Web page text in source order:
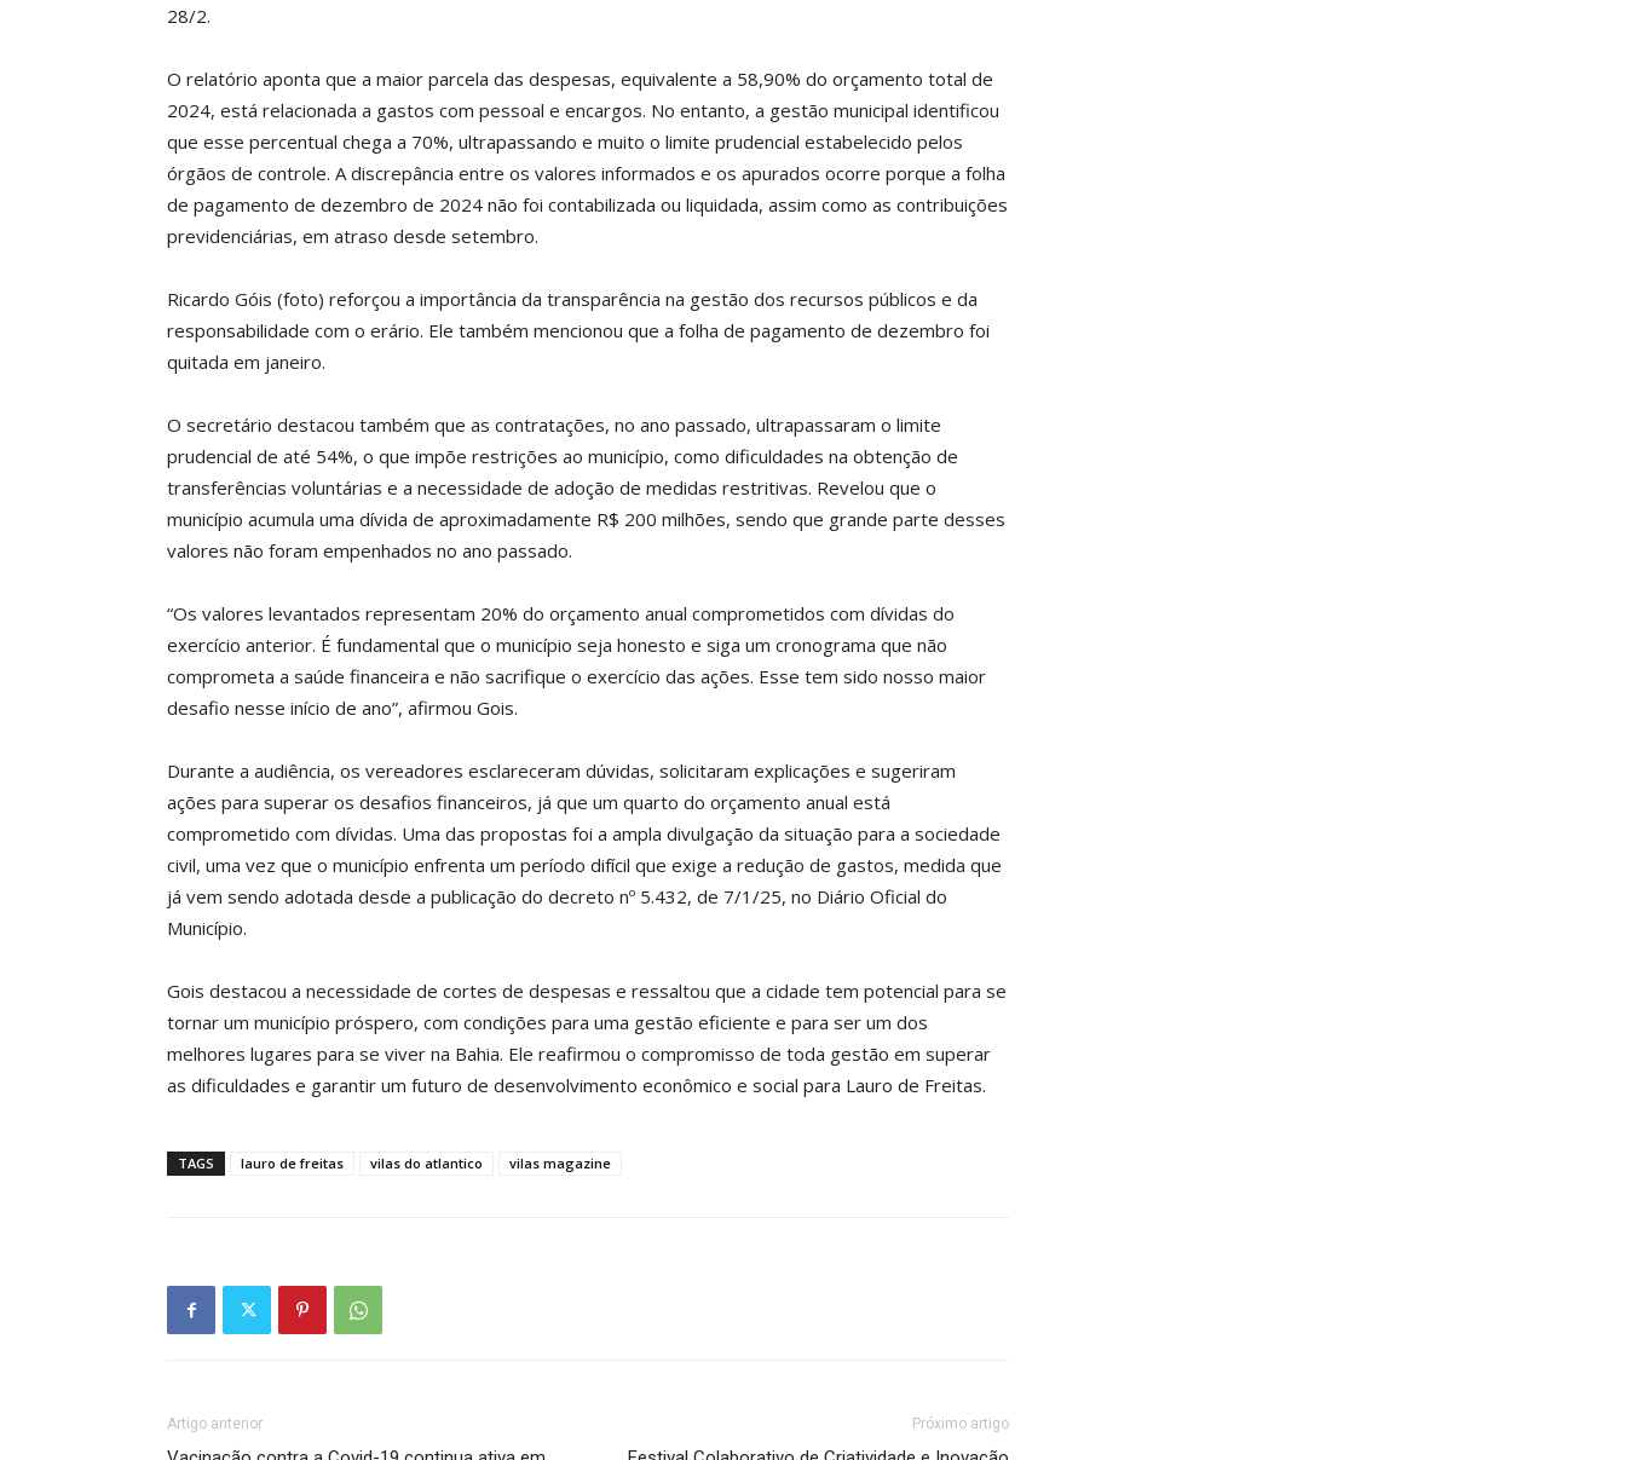
28/2.
O relatório aponta que a maior parcela das despesas, equivalente a 58,90% do orçamento total de
2024, está relacionada a gastos com pessoal e encargos. No entanto, a gestão municipal identificou
que esse percentual chega a 70%, ultrapassando e muito o limite prudencial estabelecido pelos
órgãos de controle. A discrepância entre os valores informados e os apurados ocorre porque a folha
de pagamento de dezembro de 2024 não foi contabilizada ou liquidada, assim como as contribuições
previdenciárias, em atraso desde setembro.
Ricardo Góis (foto) reforçou a importância da transparência na gestão dos recursos públicos e da
responsabilidade com o erário. Ele também mencionou que a folha de pagamento de dezembro foi
quitada em janeiro.
O secretário destacou também que as contratações, no ano passado, ultrapassaram o limite
prudencial de até 54%, o que impõe restrições ao município, como dificuldades na obtenção de
transferências voluntárias e a necessidade de adoção de medidas restritivas. Revelou que o
município acumula uma dívida de aproximadamente R$ 200 milhões, sendo que grande parte desses
valores não foram empenhados no ano passado.
“Os valores levantados representam 20% do orçamento anual comprometidos com dívidas do
exercício anterior. É fundamental que o município seja honesto e siga um cronograma que não
comprometa a saúde financeira e não sacrifique o exercício das ações. Esse tem sido nosso maior
desafio nesse início de ano”, afirmou Gois.
Durante a audiência, os vereadores esclareceram dúvidas, solicitaram explicações e sugeriram
ações para superar os desafios financeiros, já que um quarto do orçamento anual está
comprometido com dívidas. Uma das propostas foi a ampla divulgação da situação para a sociedade
civil, uma vez que o município enfrenta um período difícil que exige a redução de gastos, medida que
já vem sendo adotada desde a publicação do decreto nº 5.432, de 7/1/25, no Diário Oficial do
Município.
Gois destacou a necessidade de cortes de despesas e ressaltou que a cidade tem potencial para se
tornar um município próspero, com condições para uma gestão eficiente e para ser um dos
melhores lugares para se viver na Bahia. Ele reafirmou o compromisso de toda gestão em superar
as dificuldades e garantir um futuro de desenvolvimento econômico e social para Lauro de Freitas.
TAGS lauro de freitas vilas do atlantico vilas magazine
Artigo anterior Próximo artigo